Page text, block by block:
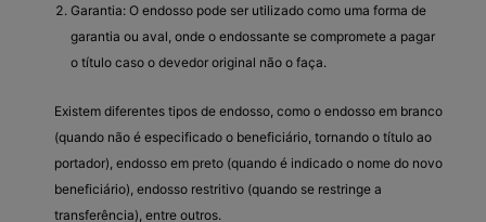
Garantia: O endosso pode ser utilizado como uma forma de
garantia ou aval, onde o endossante se compromete a pagar
o título caso o devedor original não o faça.
Existem diferentes tipos de endosso, como o endosso em branco
(quando não é especificado o beneficiário, tornando o título ao
portador), endosso em preto (quando é indicado o nome do novo
beneficiário), endosso restritivo (quando se restringe a
transferência), entre outros.